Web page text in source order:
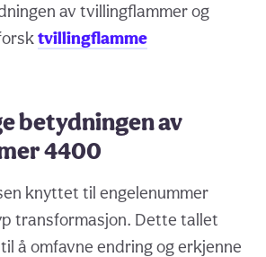
av tvillingflammer og
tvillingflamme
betydningen av
4400
knyttet til engelenummer
transformasjon. Dette tallet
å omfavne endring og erkjenne